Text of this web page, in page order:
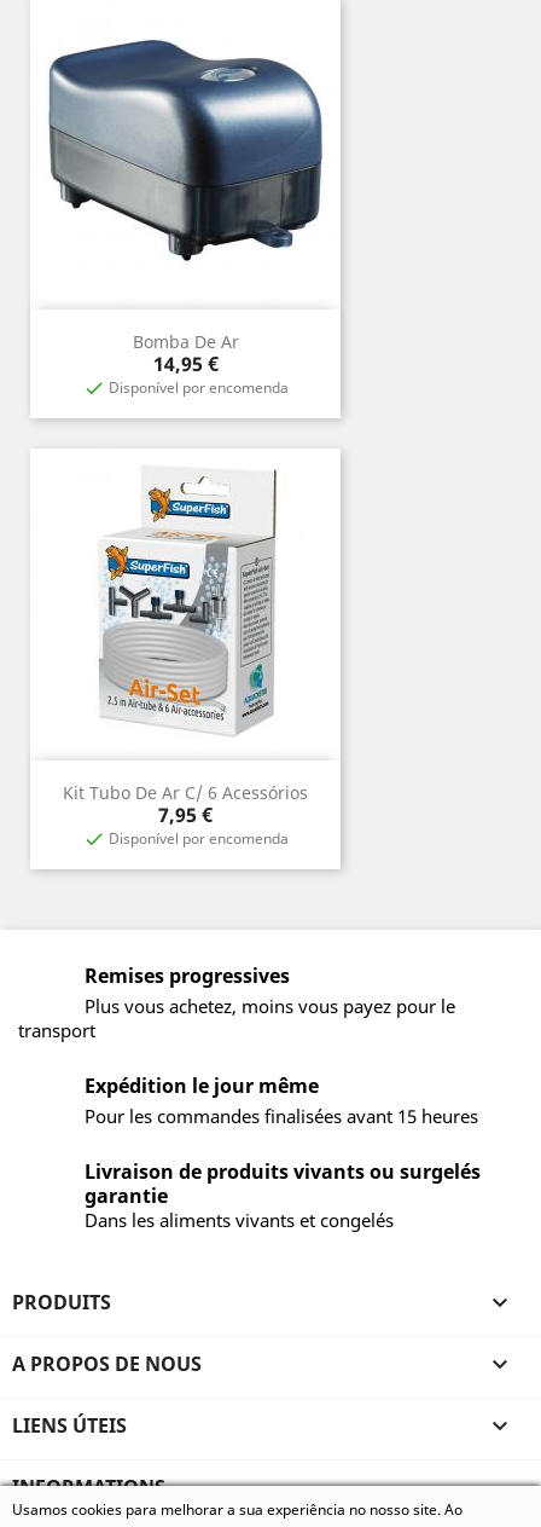
Bomba De Ar
Prix
14,95 €
 Disponível por encomenda
Kit Tubo De Ar C/ 6 Acessórios
Prix
7,95 €
 Disponível por encomenda
Remises progressives
Plus vous achetez, moins vous payez pour le
transport
Expédition le jour même
Pour les commandes finalisées avant 15 heures
Livraison de produits vivants ou surgelés
garantie
Dans les aliments vivants et congelés
PRODUITS 
A PROPOS DE NOUS 
LIENS ÚTEIS 
INFORMATIONS
Usamos cookies para melhorar a sua experiência no nosso site. Ao